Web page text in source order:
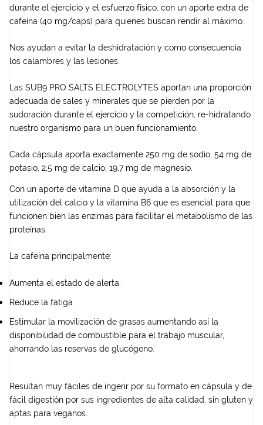
durante el ejercicio y el esfuerzo físico, con un aporte extra de
cafeína (40 mg/caps) para quienes buscan rendir al máximo.
Nos ayudan a evitar la deshidratación y como consecuencia
los calambres y las lesiones.
Las SUB9 PRO SALTS ELECTROLYTES aportan una proporción
adecuada de sales y minerales que se pierden por la
sudoración durante el ejercicio y la competición, re-hidratando
nuestro organismo para un buen funcionamiento.
Cada cápsula aporta exactamente 250 mg de sodio, 54 mg de
potasio, 2,5 mg de calcio, 19,7 mg de magnesio.
Con un aporte de vitamina D que ayuda a la absorción y la
utilización del calcio y la vitamina B6 que es esencial para que
funcionen bien las enzimas para facilitar el metabolismo de las
proteínas.
La cafeína principalmente:
Aumenta el estado de alerta.
Reduce la fatiga.
Estimular la movilización de grasas aumentando así la
disponibilidad de combustible para el trabajo muscular,
ahorrando las reservas de glucógeno.
Resultan muy fáciles de ingerir por su formato en cápsula y de
fácil digestión por sus ingredientes de alta calidad, sin gluten y
aptas para veganos.